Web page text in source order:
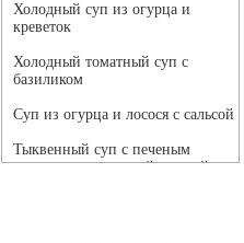
Холодный суп из огурца и
креветок
Холодный томатный суп с
базиликом
Суп из огурца и лосося с сальсой
Тыквенный суп с печеным
чесноком и томатной сальсой